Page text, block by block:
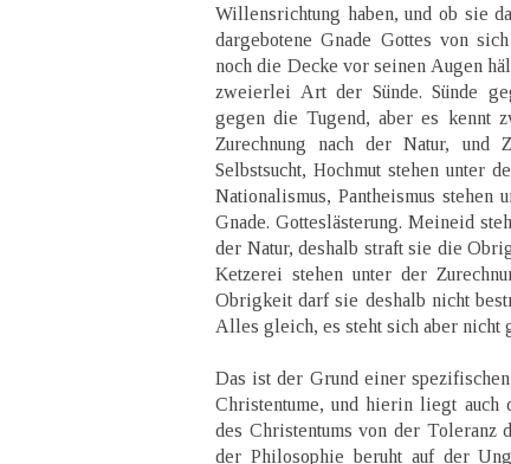
Willensrichtung haben, und ob sie
dargebotene Gnade Gottes von
noch die Decke vor seinen Augen
zweierlei Art der Sünde. Sünde
gegen die Tugend, aber es kennt
Zurechnung nach der Natur, und
Selbstsucht, Hochmut stehen unter
Nationalismus, Pantheismus stehen
Gnade. Gotteslästerung. Meineid
der Natur, deshalb straft sie die
Ketzerei stehen unter der
Obrigkeit darf sie deshalb nicht
Alles gleich, es steht sich aber nicht
Das ist der Grund einer
Christentume, und hierin liegt auch
des Christentums von der Toleranz
der Philosophie beruht auf der